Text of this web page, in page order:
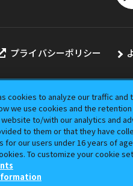
プライバシーポリシー
本サイトに掲載されている全ての
「ガシャポン」は株式会社バンダ
©BANDAI
cookies to analyze our traffic
we use cookies and the
to/with our analytics and
to them or that they have
our users under 16 years of
To customize your cookie